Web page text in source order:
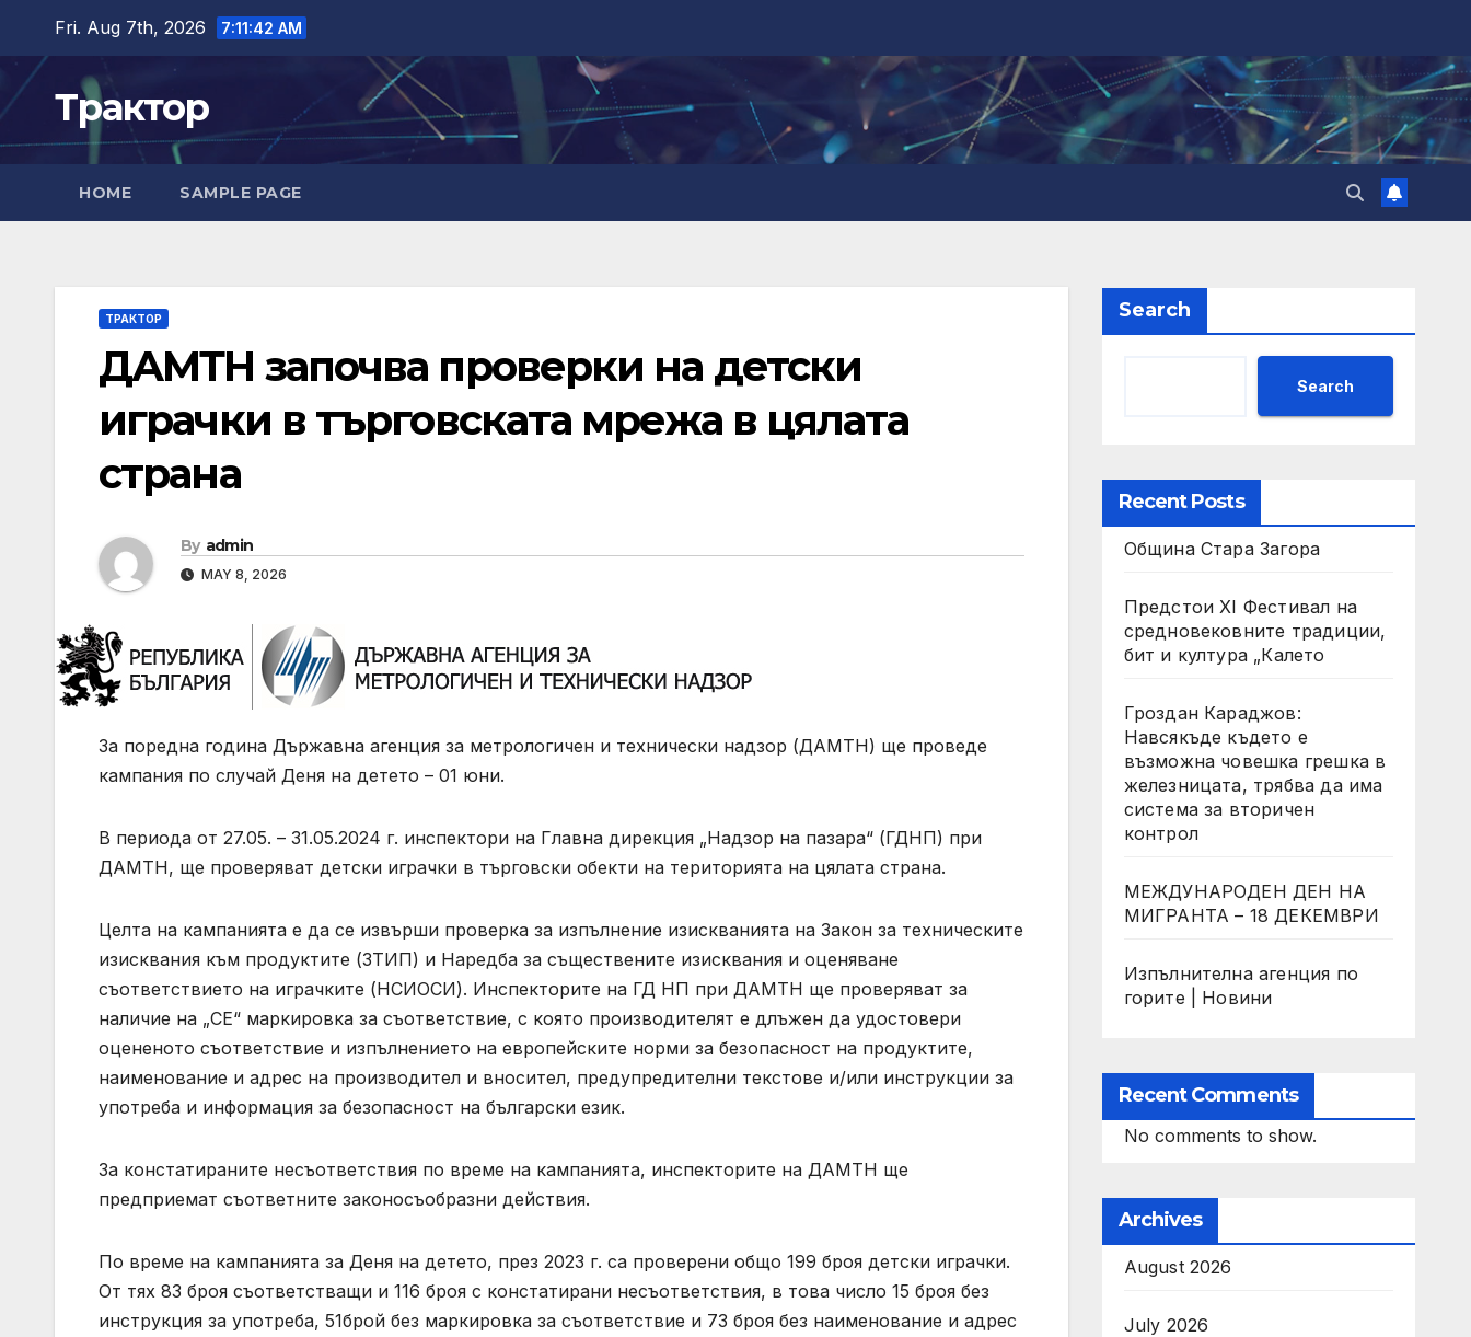
content
Fri. Aug 7th, 2026 7:11:43 AM
Трактор
HOME SAMPLE PAGE
ТРАКТОР
ДАМТН започва проверки на детски
играчки в търговската мрежа в цялата
страна
By admin
MAY 8, 2026
За поредна година Държавна агенция за метрологичен и технически надзор (ДАМТН) ще проведе
кампания по случай Деня на детето – 01 юни.
В периода от 27.05. – 31.05.2024 г. инспектори на Главна дирекция „Надзор на пазара“ (ГДНП) при
ДАМТН, ще проверяват детски играчки в търговски обекти на територията на цялата страна.
Целта на кампанията е да се извърши проверка за изпълнение изискванията на Закон за техническите
изисквания към продуктите (ЗТИП) и Наредба за съществените изисквания и оценяване
съответствието на играчките (НСИОСИ). Инспекторите на ГД НП при ДАМТН ще проверяват за
наличие на „СЕ“ маркировка за съответствие, с която производителят е длъжен да удостовери
оцененото съответствие и изпълнението на европейските норми за безопасност на продуктите,
наименование и адрес на производител и вносител, предупредителни текстове и/или инструкции за
употреба и информация за безопасност на български език.
За констатираните несъответствия по време на кампанията, инспекторите на ДАМТН ще
предприемат съответните законосъобразни действия.
По време на кампанията за Деня на детето, през 2023 г. са проверени общо 199 броя детски играчки.
От тях 83 броя съответстващи и 116 броя с констатирани несъответствия, в това число 15 броя без
инструкция за употреба, 51брой без маркировка за съответствие и 73 броя без наименование и адрес
Search
Search
Recent Posts
Община Стара Загора
Предстои XI Фестивал на
средновековните традиции,
бит и култура „Калето
Гроздан Караджов:
Навсякъде където е
възможна човешка грешка в
железницата, трябва да има
система за вторичен
контрол
МЕЖДУНАРОДЕН ДЕН НА
МИГРАНТА – 18 ДЕКЕМВРИ
Изпълнителна агенция по
горите | Новини
Recent Comments
No comments to show.
Archives
August 2026
July 2026